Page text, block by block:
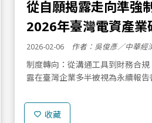
從自願揭露走向準強
2026年臺灣電資產業
觀察
2026-02-06
制度轉向：從溝通工具到財務合
露在臺灣企業多半被視為永續報告
機構的資訊需求。然而，隨著永續
理與財務揭露體系，碳揭...
收藏